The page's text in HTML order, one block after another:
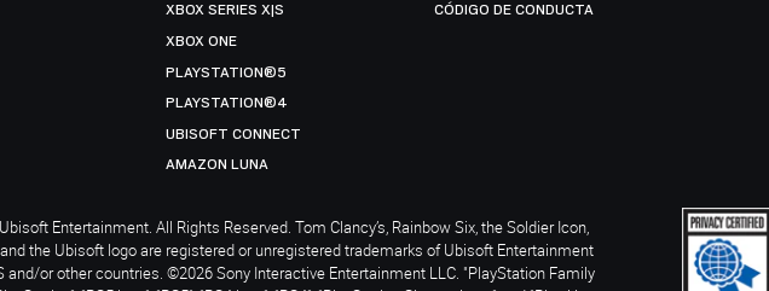
XBOX SERIES X|S
XBOX ONE
PLAYSTATION®5
PLAYSTATION®4
UBISOFT CONNECT
AMAZON LUNA
CÓDIGO DE CONDUCTA
Entertainment. All Rights Reserved. Tom Clancy’s, Rainbow Six, the Soldier Icon,
the Ubisoft logo are registered or unregistered trademarks of Ubisoft Entertainment
and/or other countries. ©2026 Sony Interactive Entertainment LLC. "PlayStation Family